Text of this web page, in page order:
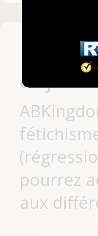
Pas
pourrez
aux